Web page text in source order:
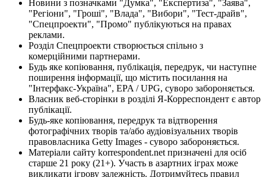
Новини з позначками "Думка", "Експертиза", "Заява",
"Регіони", "Гроші", "Влада", "Вибори", "Тест-драйв",
"Спецпроекти", "Промо" публікуються на правах
реклами.
Розділ Спецпроекти створюється спільно з
комерційними партнерами.
Будь яке копіювання, публікація, передрук, чи наступне
поширення інформації, що містить посилання на
"Інтерфакс-Україна", EPA / UPG, суворо забороняється.
Власник веб-сторінки в розділі Я-Корреспондент є автор
публікації.
Будь-яке копіювання, передрук та відтворення
фотографічних творів та/або аудіовізуальних творів
правовласника Getty Images - суворо забороняється.
Матеріали сайту korrespondent.net призначені для осіб
старше 21 року (21+). Участь в азартних іграх може
викликати ігрову залежність. Дотримуйтесь правил